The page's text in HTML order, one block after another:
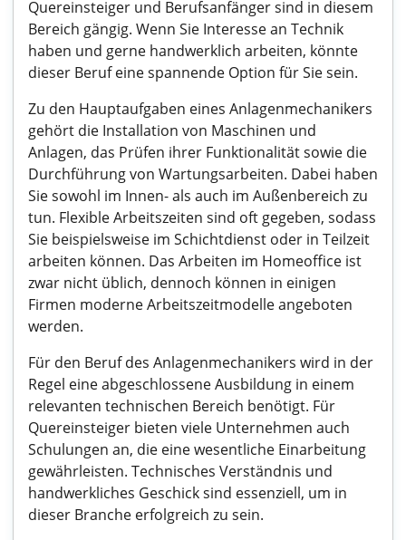
Quereinsteiger und Berufsanfänger sind in diesem
Bereich gängig. Wenn Sie Interesse an Technik
haben und gerne handwerklich arbeiten, könnte
dieser Beruf eine spannende Option für Sie sein.
Zu den Hauptaufgaben eines Anlagenmechanikers
gehört die Installation von Maschinen und
Anlagen, das Prüfen ihrer Funktionalität sowie die
Durchführung von Wartungsarbeiten. Dabei haben
Sie sowohl im Innen- als auch im Außenbereich zu
tun. Flexible Arbeitszeiten sind oft gegeben, sodass
Sie beispielsweise im Schichtdienst oder in Teilzeit
arbeiten können. Das Arbeiten im Homeoffice ist
zwar nicht üblich, dennoch können in einigen
Firmen moderne Arbeitszeitmodelle angeboten
werden.
Für den Beruf des Anlagenmechanikers wird in der
Regel eine abgeschlossene Ausbildung in einem
relevanten technischen Bereich benötigt. Für
Quereinsteiger bieten viele Unternehmen auch
Schulungen an, die eine wesentliche Einarbeitung
gewährleisten. Technisches Verständnis und
handwerkliches Geschick sind essenziell, um in
dieser Branche erfolgreich zu sein.